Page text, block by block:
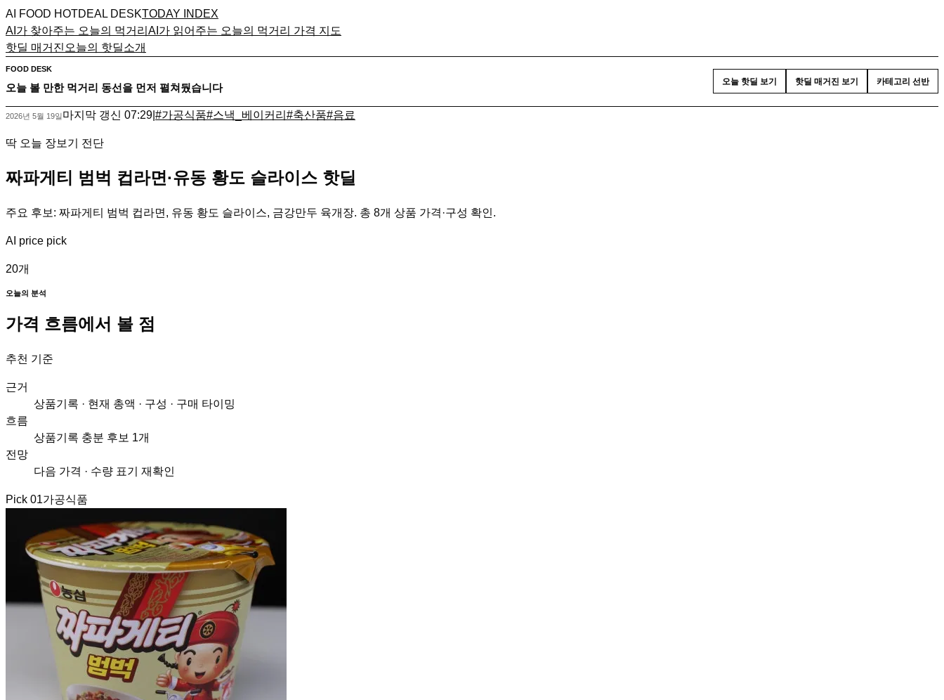
AI FOOD HOTDEAL DESKTODAY INDEX
AI가 찾아주는 오늘의 먹거리 AI가 읽어주는 오늘의 먹거리 가격 지도
핫딜 매거진 오늘의 핫딜소개
FOOD DESK
오늘 볼 만한 먹거리 동선을 먼저 펼쳐뒀습니다
오늘 핫딜 보기 핫딜 매거진 보기 카테고리 선반
2026년 5월 19일마지막 갱신 07:29 #가공식품#스낵_베이커리 #축산품#음료
딱 오늘 장보기 전단
짜파게티 범벅 컵라면·유동 황도 슬라이스 핫딜
주요 후보: 짜파게티 범벅 컵라면, 유동 황도 슬라이스, 금강만두 육개장. 총 8개 상품 가격·구성 확인.
AI price pick
20개
오늘의 분석
가격 흐름에서 볼 점
추천 기준
근거
상품기록 · 현재 총액 · 구성 · 구매 타이밍
흐름
상품기록 충분 후보 1개
전망
다음 가격 · 수량 표기 재확인
Pick 01가공식품